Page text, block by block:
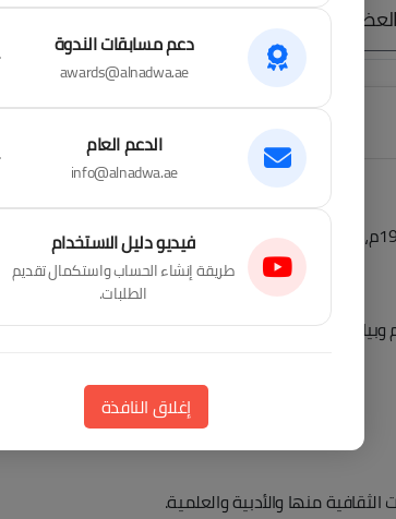
العضوية الجمعية العمومية
الباب الأول - التأسيس
في المادة الأخيرة من هذا النظام.
منها والأدبية والعلمية.
دعم مسابقات الندوة
awards@alnadwa.ae
الدعم العام
info@alnadwa.ae
فيديو دليل الاستخدام
طريقة إنشاء الحساب واستكمال تقديم
الطلبات.
ساعات العمل
من السبت إلى الخميس
إغلاق النافذة